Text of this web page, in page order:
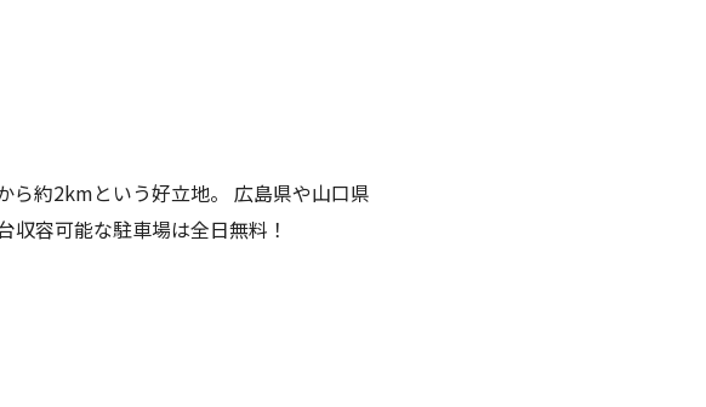
ら約2kmという好立地。 広島県や山口県
容可能な駐車場は全日無料！